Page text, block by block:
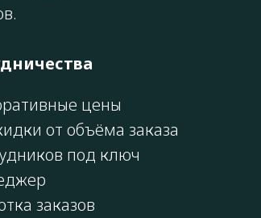
цены
от объёма заказа
под ключ
заказов